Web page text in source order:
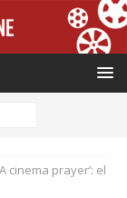
cinema prayer’: el